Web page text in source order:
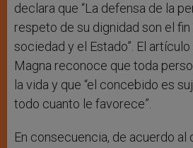
declara que “La defensa de la
respeto de su dignidad son el
sociedad y el Estado”. El artículo
Magna reconoce que toda
la vida y que “el concebido es
todo cuanto le favorece”.
En consecuencia, de acuerdo al